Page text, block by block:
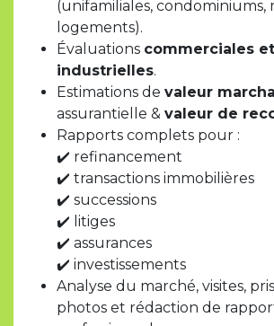
(unifamiliales, condominiums,
logements).
Évaluations commerciales et
industrielles.
Estimations de valeur
assurantielle & valeur de
Rapports complets pour :
✔️ refinancement
✔️ transactions immobilières
✔️ successions
✔️ litiges
✔️ assurances
✔️ investissements
Analyse du marché, visites,
photos et rédaction de